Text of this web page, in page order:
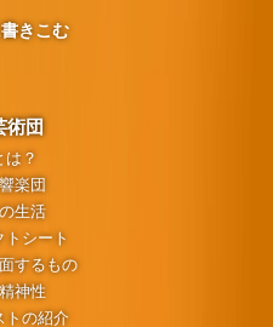
術団
は？
楽団
生活
トシート
するもの
神性
トの紹介
きこむ